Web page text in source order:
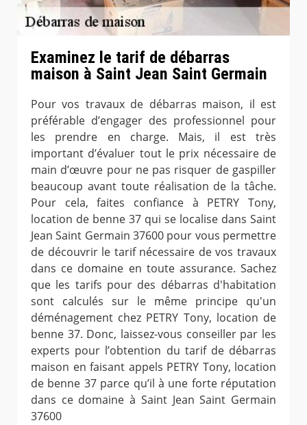
Examinez le tarif de débarras
maison à Saint Jean Saint Germain
Pour vos travaux de débarras maison, il est
préférable d’engager des professionnel pour
les prendre en charge. Mais, il est très
important d’évaluer tout le prix nécessaire de
main d’œuvre pour ne pas risquer de gaspiller
beaucoup avant toute réalisation de la tâche.
Pour cela, faites confiance à PETRY Tony,
location de benne 37 qui se localise dans Saint
Jean Saint Germain 37600 pour vous permettre
de découvrir le tarif nécessaire de vos travaux
dans ce domaine en toute assurance. Sachez
que les tarifs pour des débarras d'habitation
sont calculés sur le même principe qu'un
déménagement chez PETRY Tony, location de
benne 37. Donc, laissez-vous conseiller par les
experts pour l’obtention du tarif de débarras
maison en faisant appels PETRY Tony, location
de benne 37 parce qu’il à une forte réputation
dans ce domaine à Saint Jean Saint Germain
37600